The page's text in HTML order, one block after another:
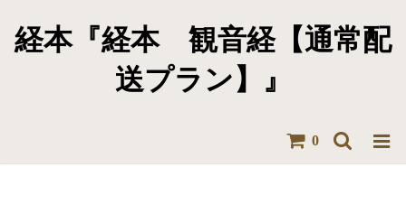
経本『経本 観音経【通常配
送プラン】』
0